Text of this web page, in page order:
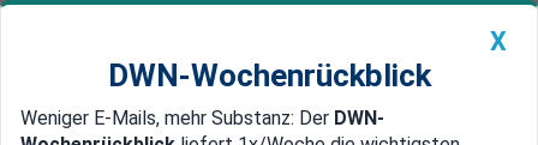
Newsticker MEIN DWN: Geldanlage Premium
X
DWN-Wochenrückblick
Weniger E-Mails, mehr Substanz: Der DWN-